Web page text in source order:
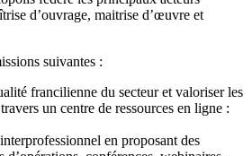
d’ouvrage, maitrise d’œuvre et
suivantes :
francilienne du secteur et valoriser les
un centre de ressources en ligne :
en proposant des